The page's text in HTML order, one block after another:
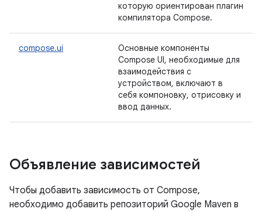
которую ориентирован плагин
компилятора Compose.
compose.ui
Основные компоненты
Compose UI, необходимые для
взаимодействия с
устройством, включают в
себя компоновку, отрисовку и
ввод данных.
Объявление зависимостей
Чтобы добавить зависимость от Compose,
необходимо добавить репозиторий Google Maven в